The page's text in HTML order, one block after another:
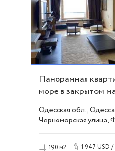
Панорамная
море в закрытом
доме ID 48607
Одесская обл.,
Черноморская улица,
190 м2 1 947 USD /